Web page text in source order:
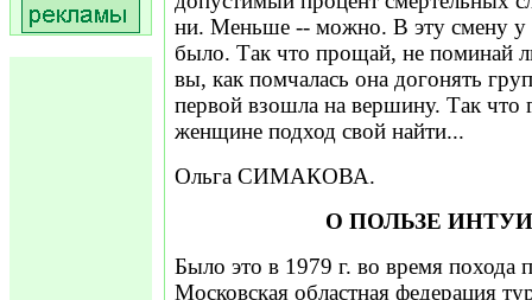
ни. Меньше -- можно. В эту смену у
было. Так что прощай, не поминай
вы, как помчалась она догонять
первой взошла на вершину. Так что
женщине подход свой найти...
Ольга СИМАКОВА.
О ПОЛЬЗЕ
Было это в 1979 г. во время
Московская областная федерация